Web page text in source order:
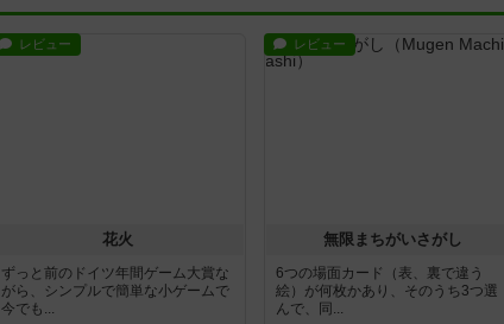
レビュー
花火
ずっと前のドイツ年間ゲーム大賞な
がら、シンプルで簡単な小ゲームで
今でも...
レビュー
無限まちがいさがし
6つの場面カード（表、裏で違う
絵）が何枚かあり、そのうち3つ選
んで、同...